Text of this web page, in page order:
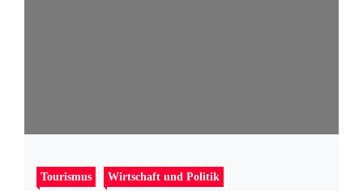
Tourismus Wirtschaft und Politik